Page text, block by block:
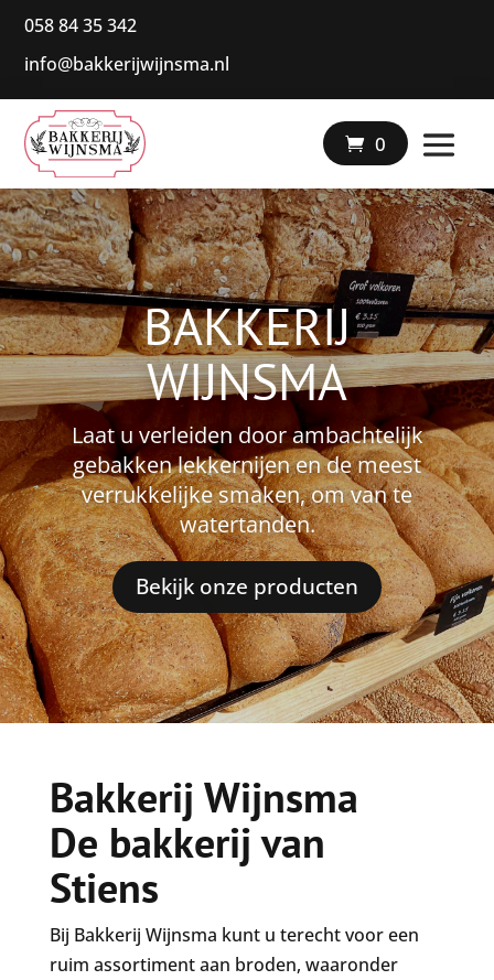
058 84 35 342
|
info@bakkerijwijnsma.nl
0
BAKKERIJ
WIJNSMA
Laat u verleiden door ambachtelijk
gebakken lekkernijen en de meest
verrukkelijke smaken, om van te
watertanden.
Bekijk onze producten
Bakkerij Wijnsma
De bakkerij van
Stiens
Bij Bakkerij Wijnsma kunt u terecht voor een
ruim assortiment aan broden, waaronder